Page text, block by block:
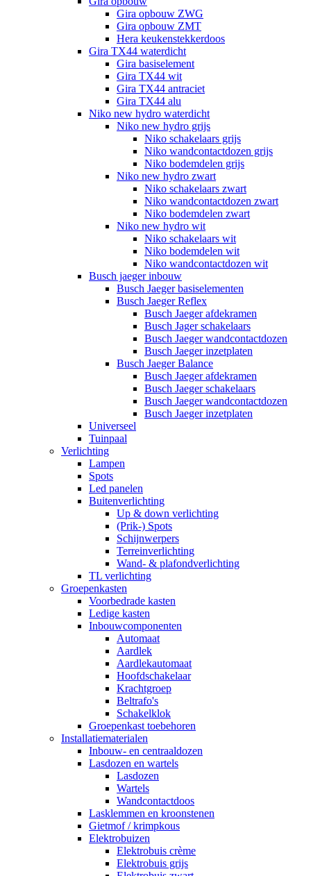
Gira opbouw ZWG
Gira opbouw ZMT
Hera keukenstekkerdoos
Gira TX44 waterdicht
Gira basiselement
Gira TX44 wit
Gira TX44 antraciet
Gira TX44 alu
Niko new hydro waterdicht
Niko new hydro grijs
Niko schakelaars grijs
Niko wandcontactdozen grijs
Niko bodemdelen grijs
Niko new hydro zwart
Niko schakelaars zwart
Niko wandcontactdozen zwart
Niko bodemdelen zwart
Niko new hydro wit
Niko schakelaars wit
Niko bodemdelen wit
Niko wandcontactdozen wit
Busch jaeger inbouw
Busch Jaeger basiselementen
Busch Jaeger Reflex
Busch Jaeger afdekramen
Busch Jager schakelaars
Busch Jaeger wandcontactdozen
Busch Jaeger inzetplaten
Busch Jaeger Balance
Busch Jaeger afdekramen
Busch Jaeger schakelaars
Busch Jaeger wandcontactdozen
Busch Jaeger inzetplaten
Universeel
Tuinpaal
Verlichting
Lampen
Spots
Led panelen
Buitenverlichting
Up & down verlichting
(Prik-) Spots
Schijnwerpers
Terreinverlichting
Wand- & plafondverlichting
TL verlichting
Groepenkasten
Voorbedrade kasten
Ledige kasten
Inbouwcomponenten
Automaat
Aardlek
Aardlekautomaat
Hoofdschakelaar
Krachtgroep
Beltrafo's
Schakelklok
Groepenkast toebehoren
Installatiematerialen
Inbouw- en centraaldozen
Lasdozen en wartels
Lasdozen
Wartels
Wandcontactdoos
Lasklemmen en kroonstenen
Gietmof / krimpkous
Elektrobuizen
Elektrobuis crème
Elektrobuis grijs